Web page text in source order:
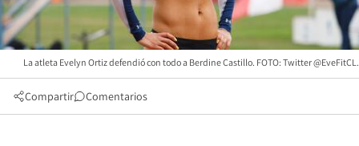
La atleta Evelyn Ortiz defendió con todo a Berdine Castillo. FOTO: Twitter @EveFitCL.
Compartir Comentarios